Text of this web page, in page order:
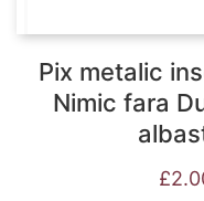
Pix metalic
Nimic fara
£